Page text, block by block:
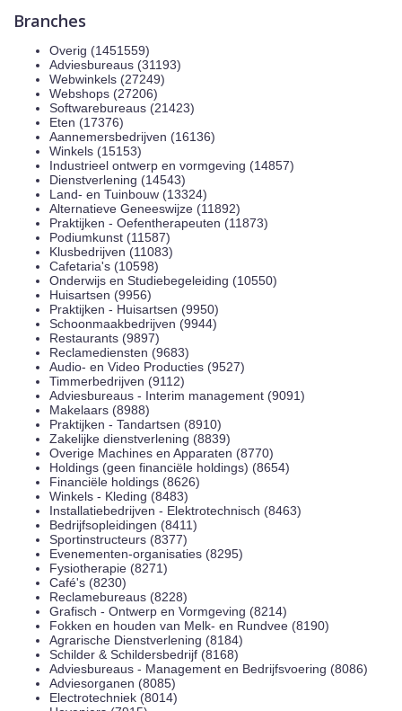
Branches
Overig (1451559)
Adviesbureaus (31193)
Webwinkels (27249)
Webshops (27206)
Softwarebureaus (21423)
Eten (17376)
Aannemersbedrijven (16136)
Winkels (15153)
Industrieel ontwerp en vormgeving (14857)
Dienstverlening (14543)
Land- en Tuinbouw (13324)
Alternatieve Geneeswijze (11892)
Praktijken - Oefentherapeuten (11873)
Podiumkunst (11587)
Klusbedrijven (11083)
Cafetaria's (10598)
Onderwijs en Studiebegeleiding (10550)
Huisartsen (9956)
Praktijken - Huisartsen (9950)
Schoonmaakbedrijven (9944)
Restaurants (9897)
Reclamediensten (9683)
Audio- en Video Producties (9527)
Timmerbedrijven (9112)
Adviesbureaus - Interim management (9091)
Makelaars (8988)
Praktijken - Tandartsen (8910)
Zakelijke dienstverlening (8839)
Overige Machines en Apparaten (8770)
Holdings (geen financiële holdings) (8654)
Financiële holdings (8626)
Winkels - Kleding (8483)
Installatiebedrijven - Elektrotechnisch (8463)
Bedrijfsopleidingen (8411)
Sportinstructeurs (8377)
Evenementen-organisaties (8295)
Fysiotherapie (8271)
Café's (8230)
Reclamebureaus (8228)
Grafisch - Ontwerp en Vormgeving (8214)
Fokken en houden van Melk- en Rundvee (8190)
Agrarische Dienstverlening (8184)
Schilder & Schildersbedrijf (8168)
Adviesbureaus - Management en Bedrijfsvoering (8086)
Adviesorganen (8085)
Electrotechniek (8014)